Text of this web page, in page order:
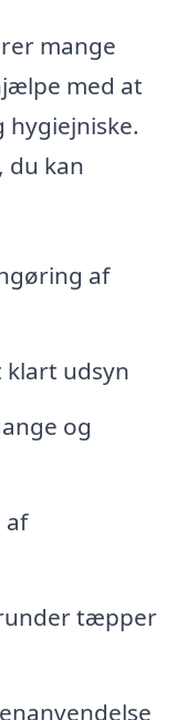
mange
med at
du kan
af
klart udsyn
og
af
tæpper